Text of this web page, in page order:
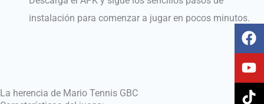
instalación para comenzar a jugar en pocos minutos.
La herencia de Mario Tennis GBC
F
a
c
e
b
Y
o
u
t
u
T
i
k
t
o
I
n
s
t
a